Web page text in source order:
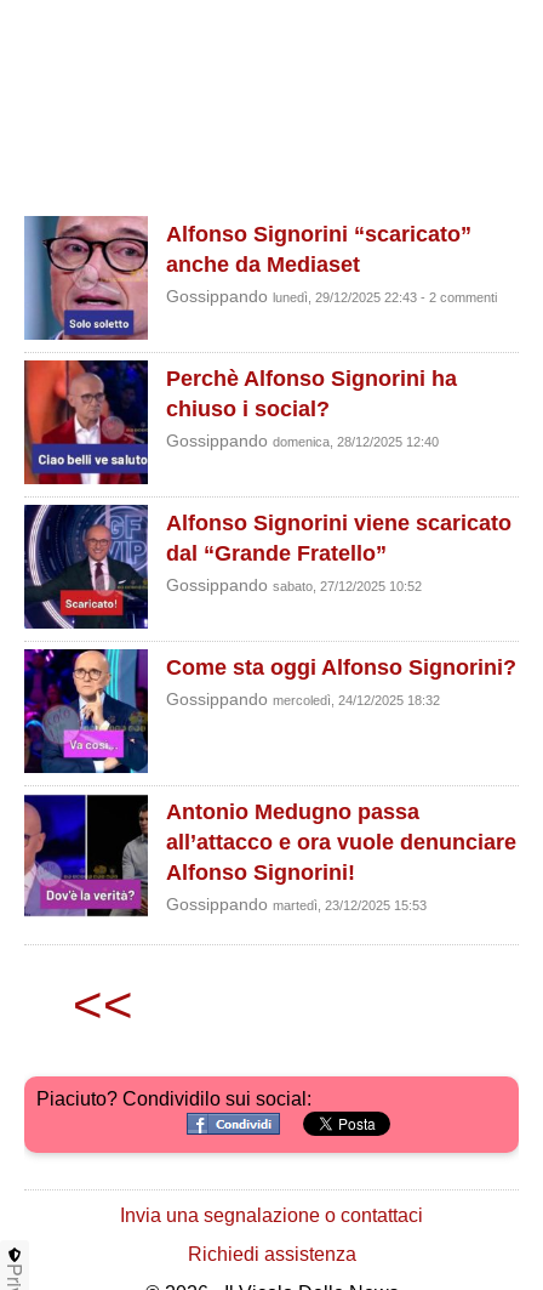
Alfonso Signorini “scaricato”
anche da Mediaset
Gossippando lunedì, 29/12/2025 22:43 - 2 commenti
Perchè Alfonso Signorini ha
chiuso i social?
Gossippando domenica, 28/12/2025 12:40
Alfonso Signorini viene scaricato
dal “Grande Fratello”
Gossippando sabato, 27/12/2025 10:52
Come sta oggi Alfonso Signorini?
Gossippando mercoledì, 24/12/2025 18:32
Antonio Medugno passa
all’attacco e ora vuole denunciare
Alfonso Signorini!
Gossippando martedì, 23/12/2025 15:53
<<
Piaciuto? Condividilo sui social:
Invia una segnalazione o contattaci
Richiedi assistenza